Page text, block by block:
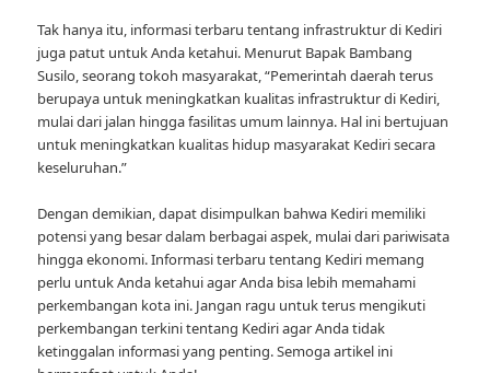
Tak hanya itu, informasi terbaru tentang infrastruktur di Kediri
juga patut untuk Anda ketahui. Menurut Bapak Bambang
Susilo, seorang tokoh masyarakat, “Pemerintah daerah terus
berupaya untuk meningkatkan kualitas infrastruktur di Kediri,
mulai dari jalan hingga fasilitas umum lainnya. Hal ini bertujuan
untuk meningkatkan kualitas hidup masyarakat Kediri secara
keseluruhan.”
Dengan demikian, dapat disimpulkan bahwa Kediri memiliki
potensi yang besar dalam berbagai aspek, mulai dari pariwisata
hingga ekonomi. Informasi terbaru tentang Kediri memang
perlu untuk Anda ketahui agar Anda bisa lebih memahami
perkembangan kota ini. Jangan ragu untuk terus mengikuti
perkembangan terkini tentang Kediri agar Anda tidak
ketinggalan informasi yang penting. Semoga artikel ini